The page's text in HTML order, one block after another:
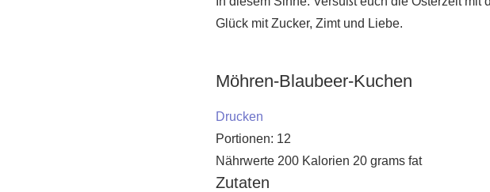
Glück mit Zucker, Zimt und Liebe.
Möhren-Blaubeer-Kuchen
Drucken
Portionen: 12
Nährwerte 200 Kalorien 20 grams fat
Zutaten